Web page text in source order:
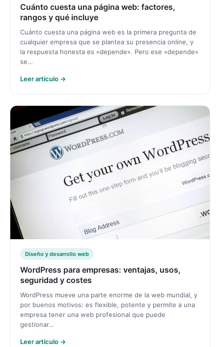
Cuánto cuesta una página web: factores,
rangos y qué incluye
Cuánto cuesta una página web es la primera pregunta de
cualquier empresa que se plantea su presencia online, y
la respuesta honesta es «depende». Pero ese «depende»
se…
Leer artículo →
Diseño y desarrollo web
WordPress para empresas: ventajas, usos,
seguridad y costes
WordPress mueve una parte enorme de la web mundial, y
por buenos motivos: es flexible, potente y permite a una
empresa tener una web profesional que puede
gestionar…
Leer artículo →